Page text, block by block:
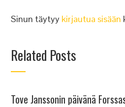
Sinun täytyy kirjautua sisään
Related Posts
Tove Janssonin päivänä